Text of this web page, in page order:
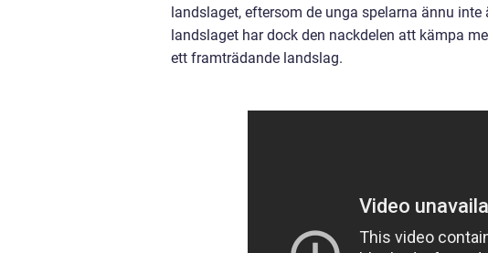
landslaget, eftersom de unga spelarna ännu
landslaget har dock den nackdelen att kämpa
ett framträdande landslag.